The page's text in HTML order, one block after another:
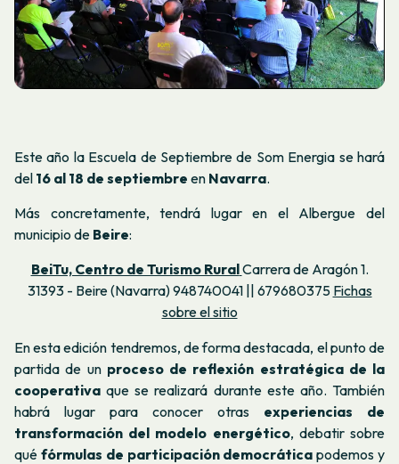
Este año la Escuela de Septiembre de Som Energia se hará
del 16 al 18 de septiembre en Navarra.
Más concretamente, tendrá lugar en el Albergue del
municipio de Beire:
BeiTu, Centro de Turismo RuralCarrera de Aragón 1.
31393 - Beire (Navarra) 948740041 || 679680375 Fichas
sobre el sitio
En esta edición tendremos, de forma destacada, el punto de
partida de un proceso de reflexión estratégica de la
cooperativa que se realizará durante este año. También
habrá lugar para conocer otras experiencias de
transformación del modelo energético, debatir sobre
qué fórmulas de participación democráticapodemos y